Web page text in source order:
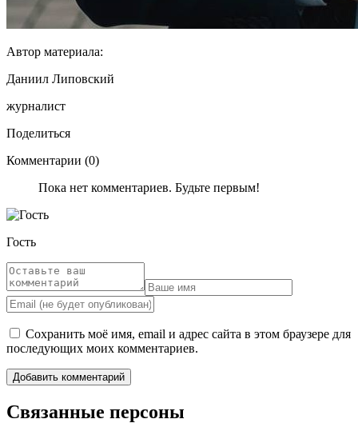
Автор материала:
Даниил Липовский
журналист
Поделиться
Комментарии (0)
Пока нет комментариев. Будьте первым!
Гость
Сохранить моё имя, email и адрес сайта в этом браузере для
последующих моих комментариев.
Связанные персоны